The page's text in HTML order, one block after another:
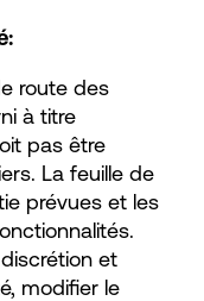
route des
à titre
pas être
La feuille de
prévues et les
et
modifier le